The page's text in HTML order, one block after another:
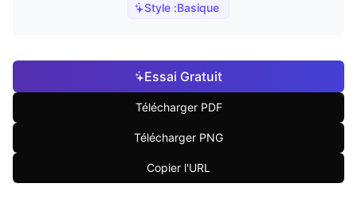
Style :Basique
Essai Gratuit
Télécharger PDF
Télécharger PNG
Copier l'URL